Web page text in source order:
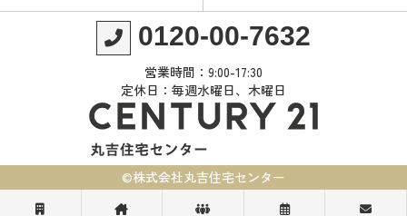
0120-00-7632
営業時間：9:00-17:30
定休日：毎週水曜日、木曜日
©株式会社丸吉住宅センター